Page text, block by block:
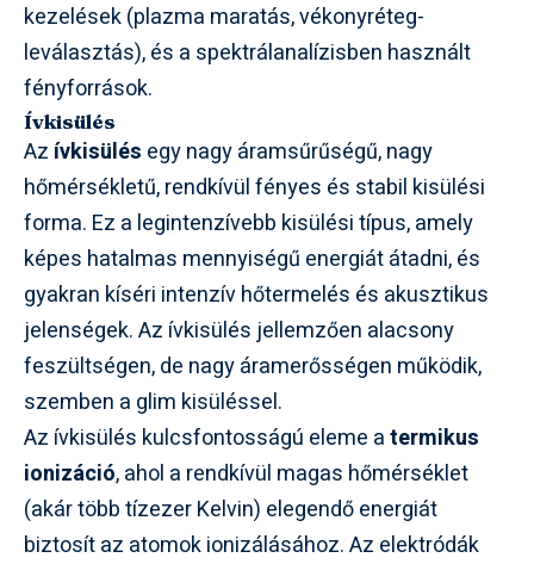
kezelések (plazma maratás, vékonyréteg-
leválasztás), és a spektrálanalízisben használt
fényforrások.
Ívkisülés
Az ívkisülés egy nagy áramsűrűségű, nagy
hőmérsékletű, rendkívül fényes és stabil kisülési
forma. Ez a legintenzívebb kisülési típus, amely
képes hatalmas mennyiségű energiát átadni, és
gyakran kíséri intenzív hőtermelés és akusztikus
jelenségek. Az ívkisülés jellemzően alacsony
feszültségen, de nagy áramerősségen működik,
szemben a glim kisüléssel.
Az ívkisülés kulcsfontosságú eleme atermikus
ionizáció, ahol a rendkívül magas hőmérséklet
(akár több tízezer Kelvin) elegendő energiát
biztosít az atomok ionizálásához. Az elektródák